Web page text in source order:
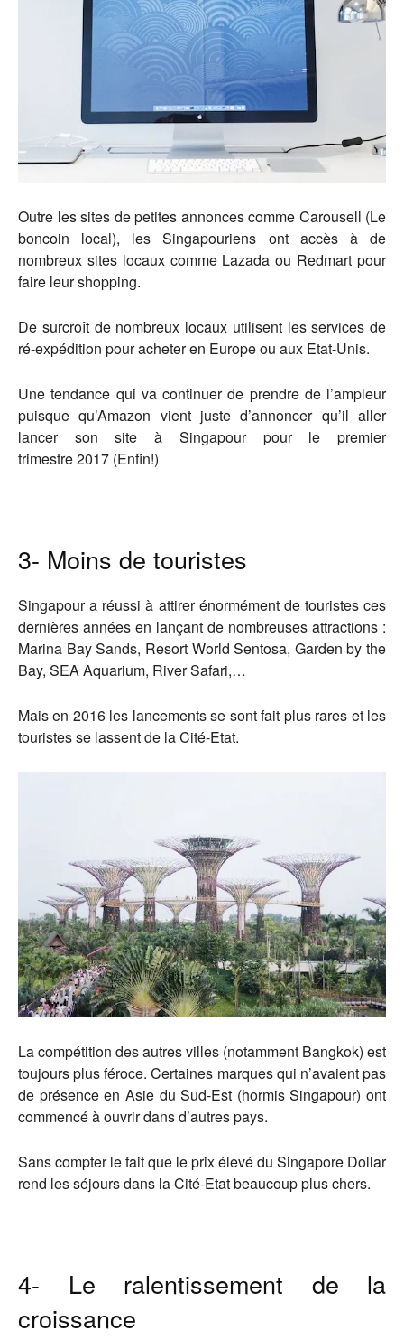
Outre les sites de petites annonces comme Carousell (Le
boncoin local), les Singapouriens ont accès à de
nombreux sites locaux comme Lazada ou Redmart pour
faire leur shopping.
De surcroît de nombreux locaux utilisent les services de
ré-expédition pour acheter en Europe ou aux Etat-Unis.
Une tendance qui va continuer de prendre de l’ampleur
puisque qu’Amazon vient juste d’annoncer qu’il aller
lancer son site à Singapour pour le premier
trimestre 2017 (Enfin!)
3- Moins de touristes
Singapour a réussi à attirer énormément de touristes ces
dernières années en lançant de nombreuses attractions :
Marina Bay Sands, Resort World Sentosa, Garden by the
Bay, SEA Aquarium, River Safari,…
Mais en 2016 les lancements se sont fait plus rares et les
touristes se lassent de la Cité-Etat.
La compétition des autres villes (notamment Bangkok) est
toujours plus féroce. Certaines marques qui n’avaient pas
de présence en Asie du Sud-Est (hormis Singapour) ont
commencé à ouvrir dans d’autres pays.
Sans compter le fait que le prix élevé du Singapore Dollar
rend les séjours dans la Cité-Etat beaucoup plus chers.
4- Le ralentissement de la
croissance